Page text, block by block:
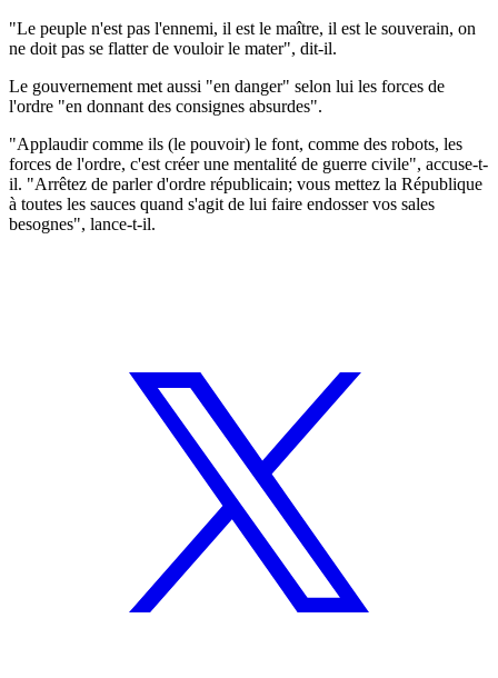
"Le peuple n'est pas l'ennemi, il est le maître, il est le souverain, on
ne doit pas se flatter de vouloir le mater", dit-il.
Le gouvernement met aussi "en danger" selon lui les forces de
l'ordre "en donnant des consignes absurdes".
"Applaudir comme ils (le pouvoir) le font, comme des robots, les
forces de l'ordre, c'est créer une mentalité de guerre civile", accuse-t-
il. "Arrêtez de parler d'ordre républicain; vous mettez la République
à toutes les sauces quand s'agit de lui faire endosser vos sales
besognes", lance-t-il.